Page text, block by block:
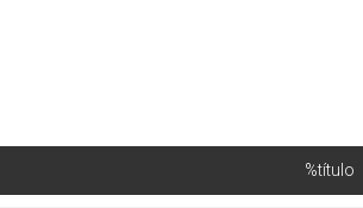
%título